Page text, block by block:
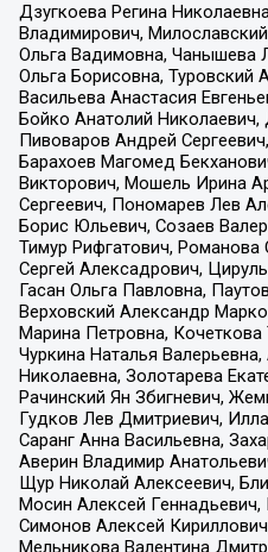
Дзугкоева Регина
Владимирович,
Ольга Вадимовна, Чанышева
Ольга Борисовна, Туровский
Васильева Анастасия
Бойко Анатолий Николаевич,
Пивоваров Андрей
Барахоев Магомед
Викторович, Мошель Ирина
Сергеевич, Пономарев Лев
Борис Юльевич, Созаев
Тимур Рифгатович, Романова
Сергей Алексадрович,
Гасан Ольга Павловна,
Верховский Александр
Марина Петровна, Кочеткова
Чуркина Наталья
Николаевна, Золотарева
Рачинский Ян Збигневич,
Гудков Лев Дмитриевич,
Саранг Анна Васильевна,
Аверин Владимир
Щур Николай Алексеевич,
Мосин Алексей Геннадьевич,
Симонов Алексей
Мельникова Валентина